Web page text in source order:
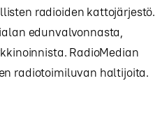
radioiden kattojärjestö.
edunvalvonnasta,
RadioMedian
radiotoimiluvan haltijoita.